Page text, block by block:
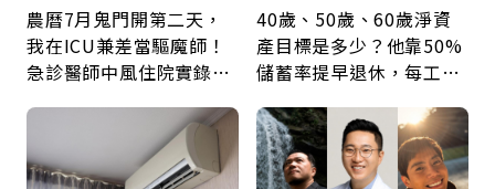
農曆7月鬼門開第二天，
我在ICU兼差當驅魔師！
急診醫師中風住院實錄：
40歲、50歲、60歲淨資
產目標是多少？他靠50%
儲蓄率提早退休，每工作